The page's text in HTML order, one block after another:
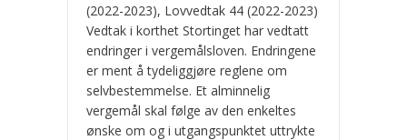
(2022-2023), Lovvedtak 44 (2022-2023)
Vedtak i korthet Stortinget har vedtatt
endringer i vergemålsloven. Endringene
er ment å tydeliggjøre reglene om
selvbestemmelse. Et alminnelig
vergemål skal følge av den enkeltes
ønske om og i utgangspunktet uttrykte